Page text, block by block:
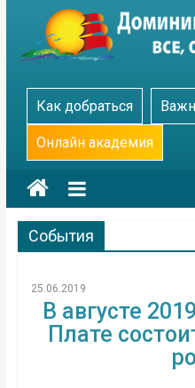
content
Go
Как добраться
Онлайн академия
События
25.06.2019
В августе
Плате